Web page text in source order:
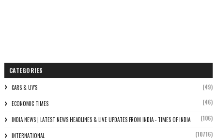
CATEGORIES
CARS & UV'S (49)
ECONOMIC TIMES (46)
INDIA NEWS | LATEST NEWS HEADLINES & LIVE UPDATES FROM INDIA - TIMES OF INDIA (106)
INTERNATIONAL (10716)